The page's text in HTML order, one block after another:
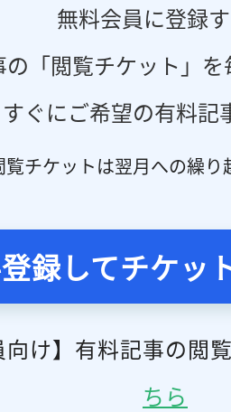
無料会員に登録
の「閲覧チケット」
ぐにご希望の有料記
チケットは翌月への繰り
録してチケッ
向け】有料記事の閲
ちら